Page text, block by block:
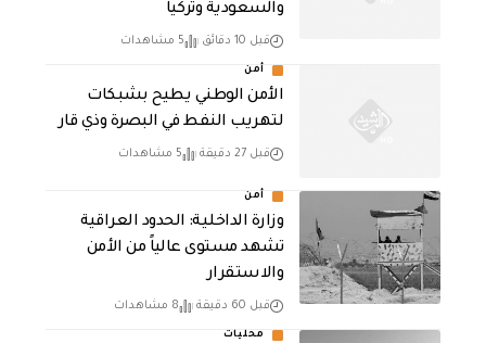
والسعودية وتركيا
قبل 10 دقائق 5 مشاهدات
أمن
الأمن الوطني يطيح بشبكات
لتهريب النفط في البصرة وذي قار
قبل 27 دقيقة 5 مشاهدات
أمن
وزارة الداخلية: الحدود العراقية
تشهد مستوى عالياً من الأمن
والاستقرار
قبل 60 دقيقة 8 مشاهدات
محليات